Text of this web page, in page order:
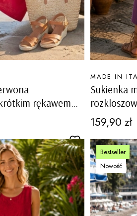
rękawem
w pasie Baschi
Sukienka
PRODUCENT
MADE IN
Cena
159,90 zł
Bestseller
Nowość